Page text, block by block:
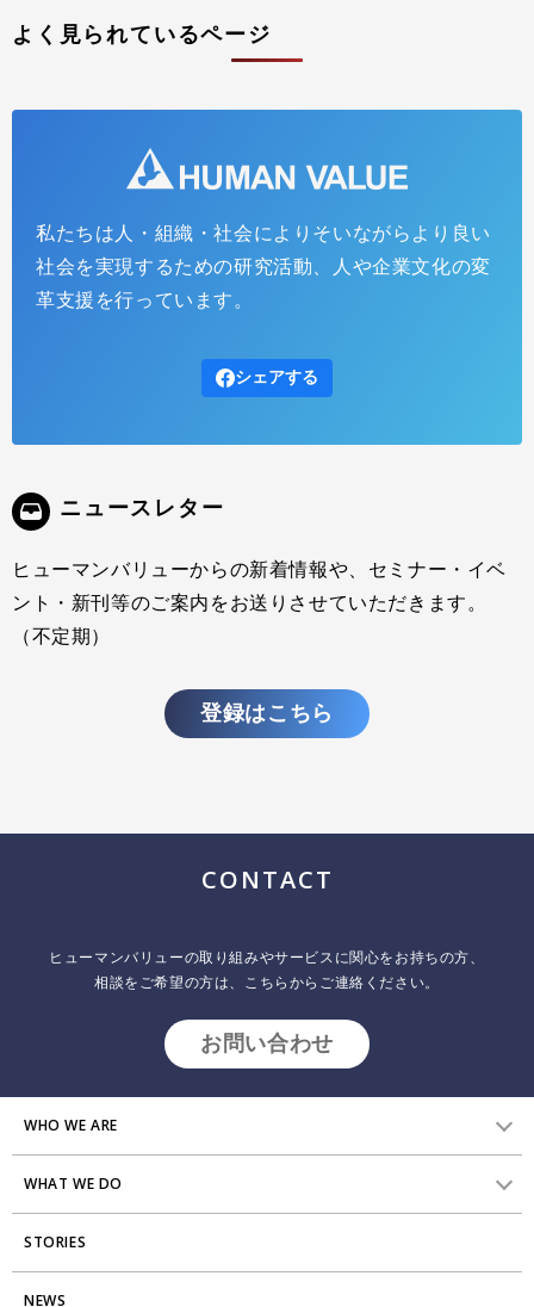
次世代リーダーシップ創造に向けたシステム思考学習
の可能性〜東京都立日比谷高等学校における実践から
考える〜
株式会社ヒューマンバリュー 主任研究員 川口 大輔 システム思考
を行い続けてきましたが、今回、東京都立日比谷高等学校の生徒19名
に対して、システム
ト】第4回：OSTの体験から、自律分散・自己組織化
インサイトレポート
９日（火）にオンラインで実施しました。今回のテーマは、「OSTの
体験から、自律分散・自己組織化型の変革を考える」でした。本レポ
た気づきをご紹介できればと思います。
よく見られているページ
私たちは人・組織・社会によりそいながらより良い
社会を実現するための研究活動、人や企業文化の変
革支援を行っています。
シェアする
ニュースレター
ヒューマンバリューからの新着情報や、セミナー・イベ
ント・新刊等のご案内をお送りさせていただきます。
（不定期）
登録はこちら
CONTACT
ヒューマンバリューの取り組みやサービスに関心をお持ちの方、
相談をご希望の方は、こちらからご連絡ください。
お問い合わせ
WHO WE ARE
HVからのメッセージ
研究員紹介
アクセス
WHAT WE DO
組織変革
エンゲージメント向上支援
STORIES
Stories
NEWS